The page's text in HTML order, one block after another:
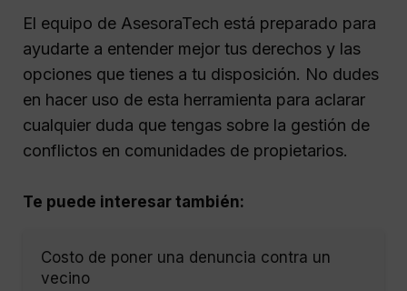
El equipo de AsesoraTech está preparado para
ayudarte a entender mejor tus derechos y las
opciones que tienes a tu disposición. No dudes
en hacer uso de esta herramienta para aclarar
cualquier duda que tengas sobre la gestión de
conflictos en comunidades de propietarios.
Te puede interesar también:
Costo de poner una denuncia contra un
vecino